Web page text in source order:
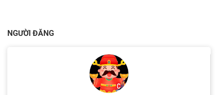
NGƯỜI ĐĂNG